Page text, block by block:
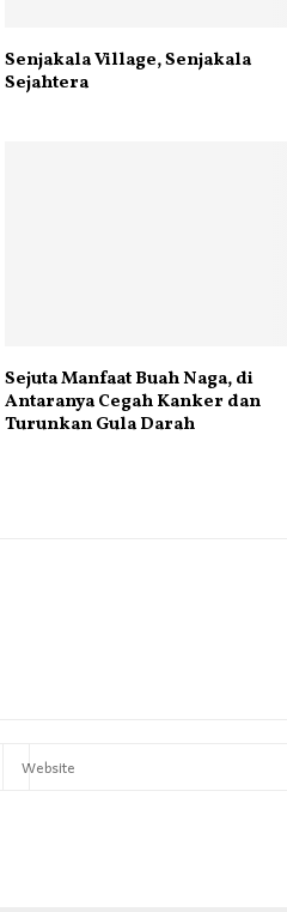
Senjakala Village, Senjakala
Sejahtera
Sejuta Manfaat Buah Naga, di
Antaranya Cegah Kanker dan
Turunkan Gula Darah